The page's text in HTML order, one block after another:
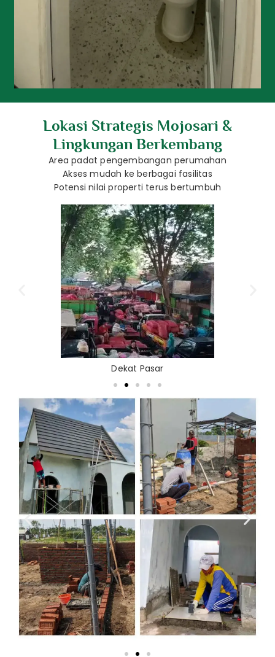
Lokasi Strategis Mojosari &
Lingkungan Berkembang
Area padat pengembangan perumahan
Akses mudah ke berbagai fasilitas
Potensi nilai properti terus bertumbuh
Dekat Pasar